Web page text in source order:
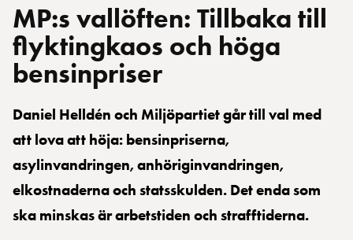
MP:s vallöften: Tillbaka till
flyktingkaos och höga
bensinpriser
Daniel Helldén och Miljöpartiet går till val med
att lova att höja: bensinpriserna,
asylinvandringen, anhöriginvandringen,
elkostnaderna och statsskulden. Det enda som
ska minskas är arbetstiden och strafftiderna.